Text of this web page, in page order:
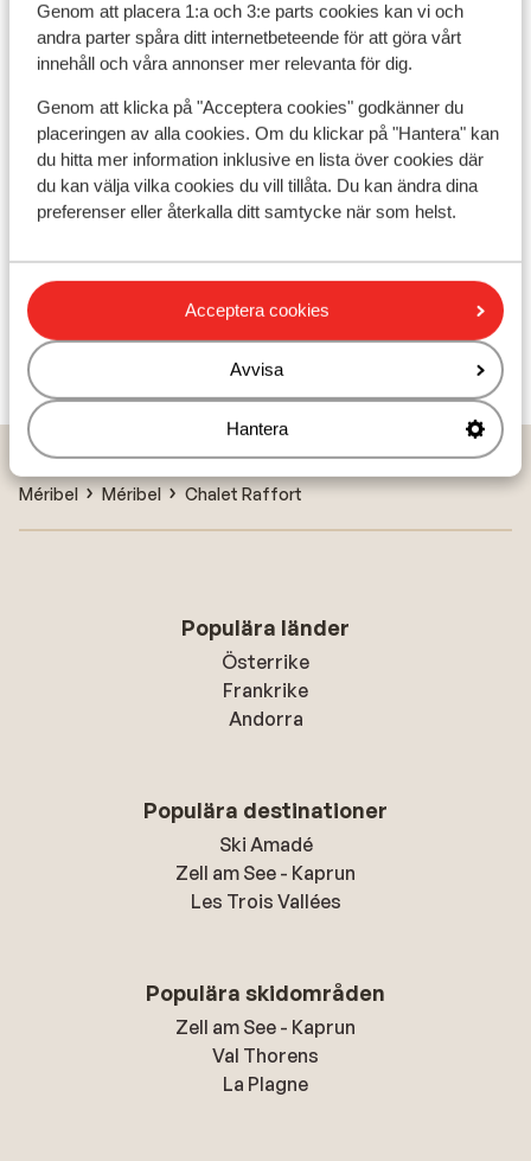
Genom att placera 1:a och 3:e parts cookies kan vi och
andra parter spåra ditt internetbeteende för att göra vårt
innehåll och våra annonser mer relevanta för dig.
Genom att klicka på "Acceptera cookies" godkänner du
placeringen av alla cookies. Om du klickar på "Hantera" kan
du hitta mer information inklusive en lista över cookies där
du kan välja vilka cookies du vill tillåta. Du kan ändra dina
preferenser eller återkalla ditt samtycke när som helst.
Acceptera cookies
Avvisa
Hantera
Utrustning
Andra boenden i Méribel
Résidence P&V Premium Les Fermes de Méribel
Résidence Les Ravines
Residence Premium L'Hévana
Hem Skidresor Frankrike
Les Trois Vallées
Méribel
Méribel Chalet Raffort
Populära länder
Österrike
Frankrike
Andorra
Populära destinationer
Ski Amadé
Zell am See - Kaprun
Les Trois Vallées
Populära skidområden
Zell am See - Kaprun
Val Thorens
La Plagne